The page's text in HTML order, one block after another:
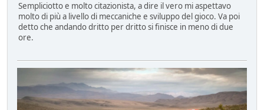
Sempliciotto e molto citazionista, a dire il vero mi aspettavo
molto di più a livello di meccaniche e sviluppo del gioco. Va poi
detto che andando dritto per dritto si finisce in meno di due
ore.